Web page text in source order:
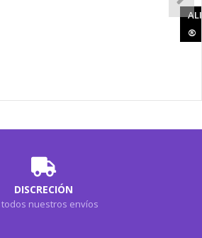
®
DISCRECIÓN
todos nuestros envíos